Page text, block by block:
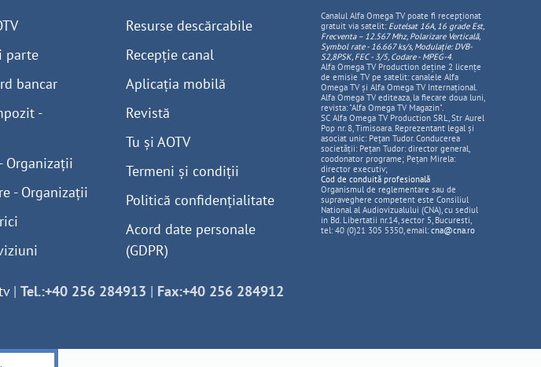
parte
bancar
-
Organizații
- Organizații
Resurse descărcabile
Recepție canal
Aplicația mobilă
Revistă
Tu și AOTV
Termeni și condiții
Politică confidențialitate
Acord date personale
(GDPR)
Canalul Alfa Omega TV poate fi recepționat
gratuit via satelit: Eutelsat 16A, 16 grade Est,
Frecventa – 12.567 Mhz, PolarizareVerticală,
Symbol rate - 16.667 ks/s, Modulație: DVB-
S2,8PSK, FEC - 3/5, Codare - MPEG-4.
Alfa Omega TV Production deține 2 licențe
de emisie TV pe satelit: canalele Alfa
Omega TV și Alfa Omega TV Internațional.
Alfa Omega TV editeaza, la fiecare doua luni,
revista: "Alfa Omega TV Magazin".
SC Alfa Omega TV Production SRL, Str Aurel
Pop nr. 8, Timisoara. Reprezentant legal și
asociat unic: Pețan Tudor. Conducerea
societății: Pețan Tudor: director general,
coodonator programe; Pețan Mirela:
director executiv;
Cod de conduită profesională
Organismul de reglementare sau de
supraveghere competent este Consiliul
National al Audiovizualului (CNA), cu sediul
in Bd. Libertatii nr.14, sector 5, Bucuresti,
tel: 40 (0)21 305 5350, email: cna@cna.ro
| Tel.:+40 256 284913 | Fax:+40 256 284912